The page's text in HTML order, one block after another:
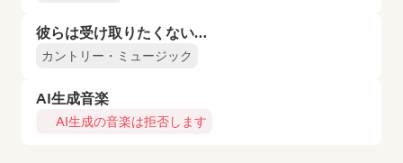
彼らは受け取りたくない…
カントリー・ミュージック
AI生成音楽
AI生成の音楽は拒否します